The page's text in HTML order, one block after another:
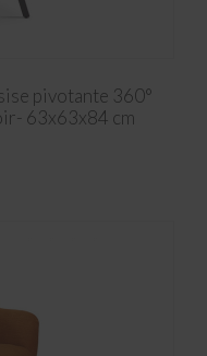
pivotante 360°
63x63x84 cm